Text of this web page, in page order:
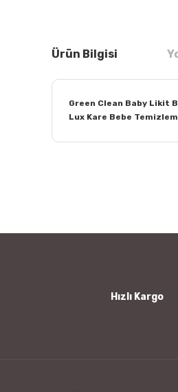
Ürün Bilgisi
Green Clean Baby Likit
Lux Kare Bebe
Hızlı Kargo